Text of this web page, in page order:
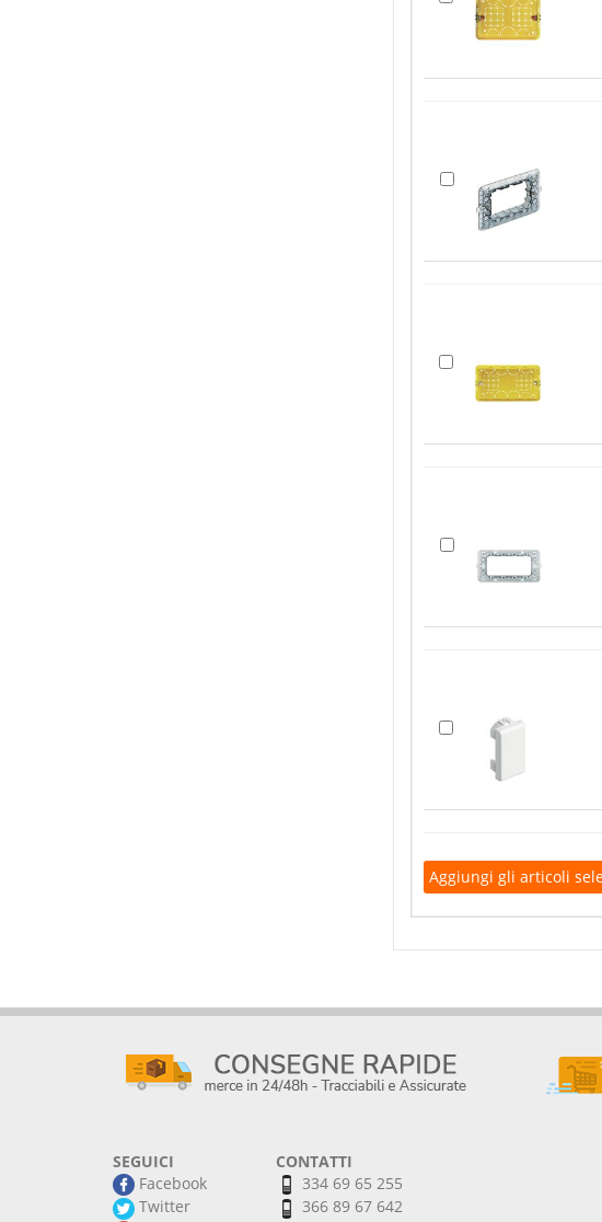
SEGUICI
Facebook
Twitter
CONTATTI
334 69 65 255
366 89 67 642